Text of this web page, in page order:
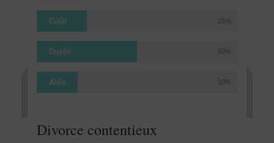
Coût 25%
Durée 50%
Aléa 10%
Divorce contentieux